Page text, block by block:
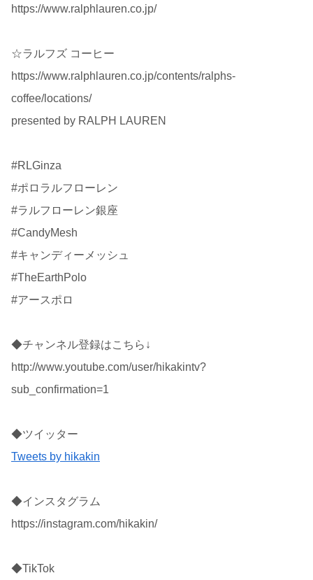
https://www.ralphlauren.co.jp/
☆ラルフズ コーヒー
https://www.ralphlauren.co.jp/contents/ralphs-
coffee/locations/
presented by RALPH LAUREN
#RLGinza
#ポロラルフローレン
#ラルフローレン銀座
#CandyMesh
#キャンディーメッシュ
#TheEarthPolo
#アースポロ
◆チャンネル登録はこちら↓
http://www.youtube.com/user/hikakintv?
sub_confirmation=1
◆ツイッター
Tweets by hikakin
◆インスタグラム
https://instagram.com/hikakin/
◆TikTok